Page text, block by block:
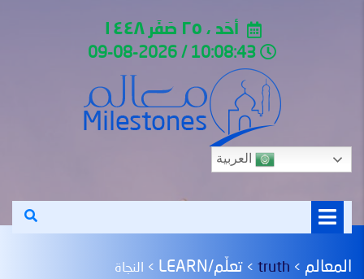
أحَد ، ٢٥ صَفَر ١٤٤٨
العربية
المعالم >
truth
> تعلّم/LEARN > النجاة